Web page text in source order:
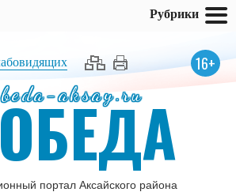
16+
aksay.ru
портал Аксайского района
Рубрики